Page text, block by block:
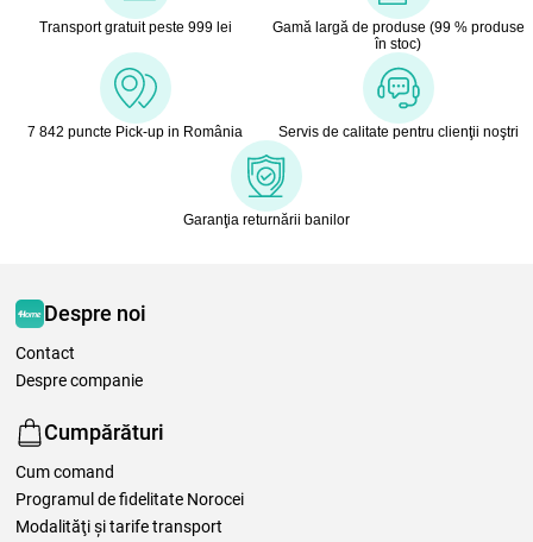
Transport gratuit peste 999 lei
Gamă largă de produse (99 % produse
în stoc)
7 842 puncte Pick-up in România Servis de calitate pentru clienţii noştri
Garanţia returnării banilor
Despre noi
Contact
Despre companie
Cumpărături
Cum comand
Programul de fidelitate Norocei
Modalităţi şi tarife transport